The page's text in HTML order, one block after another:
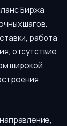
Биржа
шагов.
работа
отсутствие
широкой